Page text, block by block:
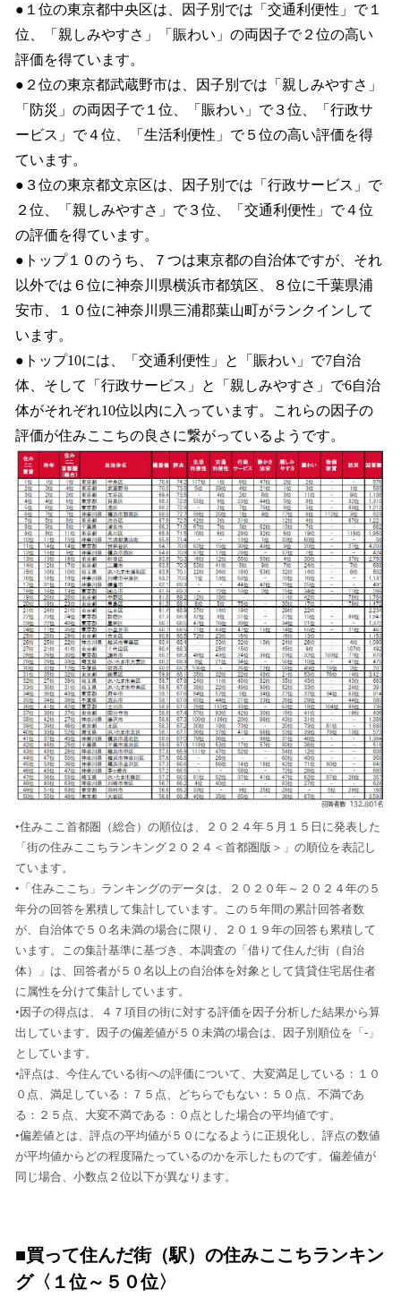
●１位の東京都中央区は、因子別では「交通利便性」で１
位、「親しみやすさ」「賑わい」の両因子で２位の高い
評価を得ています。
●２位の東京都武蔵野市は、因子別では「親しみやすさ」
「防災」の両因子で１位、「賑わい」で３位、「行政サ
ービス」で４位、「生活利便性」で５位の高い評価を得
ています。
●３位の東京都文京区は、因子別では「行政サービス」で
２位、「親しみやすさ」で３位、「交通利便性」で４位
の評価を得ています。
●トップ１０のうち、７つは東京都の自治体ですが、それ
以外では６位に神奈川県横浜市都筑区、８位に千葉県浦
安市、１０位に神奈川県三浦郡葉山町がランクインして
います。
●トップ10には、「交通利便性」と「賑わい」で7自治
体、そして「行政サービス」と「親しみやすさ」で6自治
体がそれぞれ10位以内に入っています。これらの因子の
評価が住みここちの良さに繋がっているようです。
•住みここ首都圏（総合）の順位は、２０２４年５月１５日に発表した
「街の住みここちランキング２０２４＜首都圏版＞」の順位を表記し
ています。
•「住みここち」ランキングのデータは、２０２０年～２０２４年の５
年分の回答を累積して集計しています。この５年間の累計回答者数
が、自治体で５０名未満の場合に限り、２０１９年の回答も累積して
います。この集計基準に基づき、本調査の「借りて住んだ街（自治
体）」は、回答者が５０名以上の自治体を対象として賃貸住宅居住者
に属性を分けて集計しています。
•因子の得点は、４７項目の街に対する評価を因子分析した結果から算
出しています。因子の偏差値が５０未満の場合は、因子別順位を「-」
としています。
•評点は、今住んでいる街への評価について、大変満足している：１０
０点、満足している：７５点、どちらでもない：５０点、不満であ
る：２５点、大変不満である：０点とした場合の平均値です。
•偏差値とは、評点の平均値が５０になるように正規化し、評点の数値
が平均値からどの程度隔たっているのかを示したものです。偏差値が
同じ場合、小数点２位以下が異なります。
■買って住んだ街（駅）の住みここちランキン
グ〈１位～５０位〉